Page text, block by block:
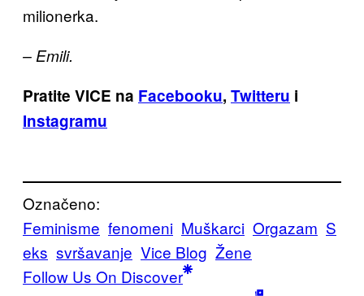
milionerka.
– Emili.
Pratite VICE na Facebooku, Twitteru i
Instagramu
Označeno:
Feminisme fenomeni Muškarci Orgazam S
eks svršavanje Vice Blog Žene
Follow Us On Discover